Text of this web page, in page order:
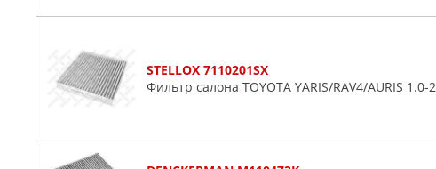
STELLOX 7110201SX
Фильтр салона TOYOTA YARIS/RAV4/AURIS 1.0-